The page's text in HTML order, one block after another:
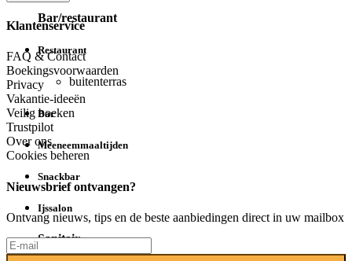
Bar/restaurant
Restaurant
buitenterras
Bar
Meeneemmaaltijden
Snackbar
Ijssalon
Sanitair
Klantenservice
FAQ & Contact
Boekingsvoorwaarden
Privacy
Vakantie-ideeën
Veilig boeken
Trustpilot
Over ons
Cookies beheren
Nieuwsbrief ontvangen?
Ontvang nieuws, tips en de beste aanbiedingen direct in uw mailbox